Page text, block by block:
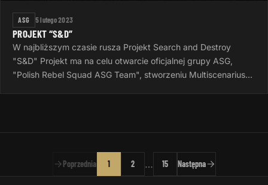
ASG 5 lutego 2023
PROJEKT “S&D”
W najbliższym czasie rusza Projekt Search and Destroy
"S&D" Projekt ma na celu otwarcie oficjalnej grupy ASG,
"Polish Rebel Squad ASG Team", stworzeniu Multiscenariusza
Poprzednia 1 2 … 15 Następna